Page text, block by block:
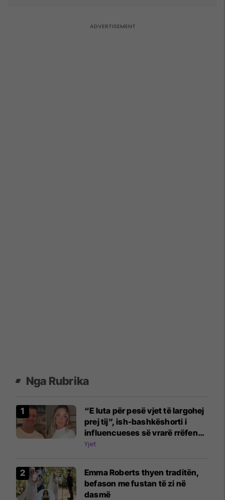
Nga Rubrika
“E luta për pesë vjet të largohej
prej tij”, ish-bashkëshorti i
influencueses së vrarë rrëfen
dramën
Yjet
Emma Roberts thyen traditën,
befason me fustan të zi në
dasmë